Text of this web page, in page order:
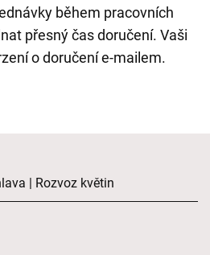
během pracovních
přesný čas doručení. Vaši
o doručení e-mailem.
| Rozvoz květin